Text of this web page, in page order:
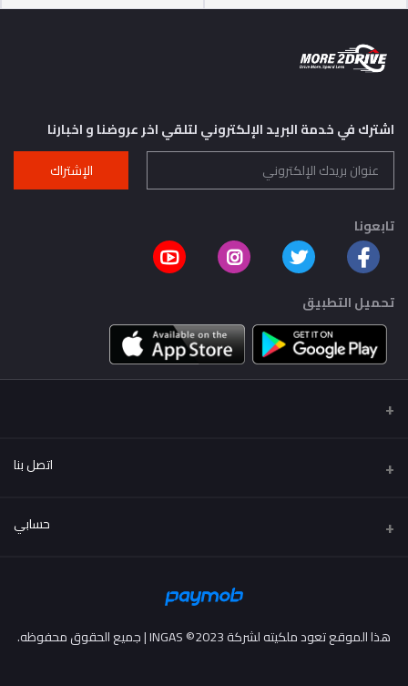
اشترك في خدمة البريد الإلكتروني لتلقي اخر عروضنا و اخبارنا
الإشتراك
تابعونا
تحميل التطبيق
اتصل بنا
عنوان
..
البريد الإلكتروني
حسابي
قائمة امنياتي
هذا الموقع تعود ملكيته لشركة INGAS ©2023 | جميع الحقوق محفوظه.